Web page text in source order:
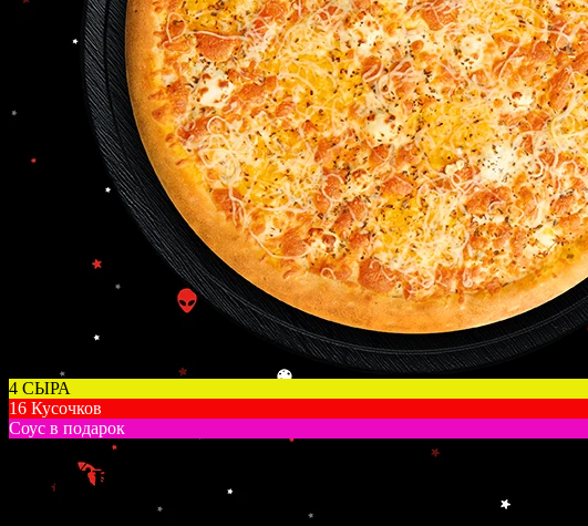
4 СЫРА
16 Кусочков
Соус в подарок
ПИЦЦА СЫРНАЯ НЕВЕСОМОСТЬ